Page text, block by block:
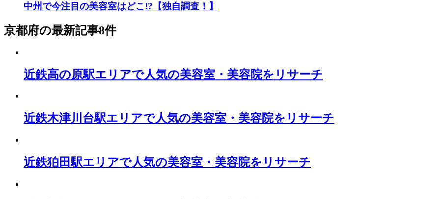
中州で今注目の美容室はどこ!?【独自調査！】
京都府の最新記事8件
近鉄高の原駅エリアで人気の美容室・美容院をリサーチ
近鉄木津川台駅エリアで人気の美容室・美容院をリサーチ
近鉄狛田駅エリアで人気の美容室・美容院をリサーチ